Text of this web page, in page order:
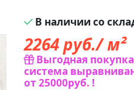
В наличии со
2264руб./ м²
Выгодная
система
от 25000руб. !